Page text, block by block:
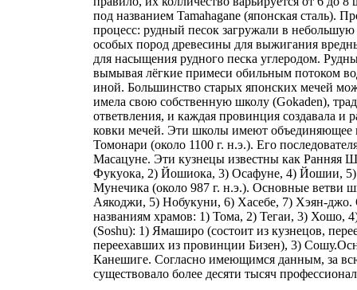
под названием Tamahagane (японская сталь).
процесс: рудный песок загружали в
особых пород древесины для выжигания
для насыщения рудного песка углеродом.
вымывая лёгкие примеси обильным потоком
иной. Большинство старых японских мечей
имела свою собственную школу (Gokaden),
ответвления, и каждая провинция создавала и
ковки мечей. Эти школы имеют
Томонари (около 1100 г. н.э.). Его
Масацуне. Эти кузнецы известны как Ранняя
Фукуока, 2) Йошиока, 3) Осафуне, 4) Йошии,
Мунечика (около 987 г. н.э.). Основные ветви
Аякоджи, 5) Нобукуни, 6) Хасебе, 7) Хэян-
названиям храмов: 1) Тома, 2) Тегаи, 3)
(Soshu): 1) Ямаширо (состоит из кузнецов,
переехавших из провинции Бизен), 3)
Канешиге. Согласно имеющимся данным, за
существовало более десяти тысяч